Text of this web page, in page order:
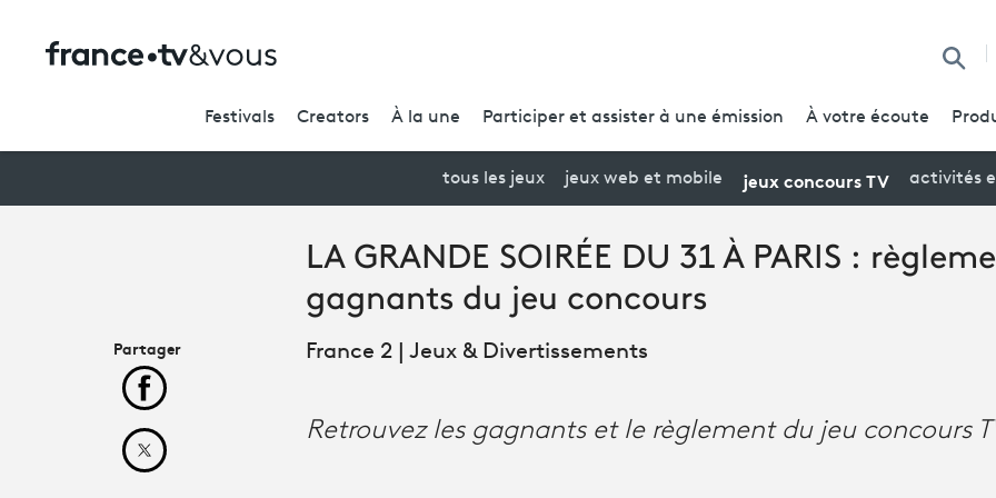
Festivals Creators À la une Participer et assister à une émission À votre écoute
tous les jeux jeux web et mobile jeux concours TV activités
LA GRANDE SOIRÉE DU 31 À PARIS :
gagnants du jeu concours
France 2 | Jeux & Divertissements
Retrouvez les gagnants et le règlement du jeu concours
Partager
Partager cet article sur Facebook
Partager cet article sur X